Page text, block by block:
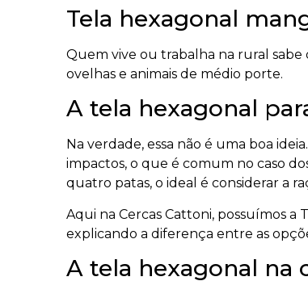
A tela hexagonal
impactos, o que é comum no caso
quatro patas, o ideal é considerar a
Aqui na Cercas Cattoni, possuímos a
A tela hexagonal na
sabe, porém, a tela hexagonal
ajudando na prevenção de futuras